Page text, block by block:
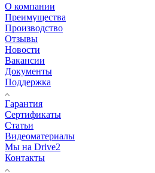
О компании
Преимущества
Производство
Отзывы
Новости
Вакансии
Документы
Поддержка
Гарантия
Сертификаты
Статьи
Видеоматериалы
Мы на Drive2
Контакты